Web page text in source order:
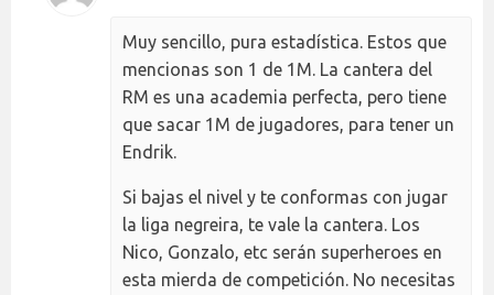
Muy sencillo, pura estadística. Estos que
mencionas son 1 de 1M. La cantera del
RM es una academia perfecta, pero tiene
que sacar 1M de jugadores, para tener un
Endrik.
Si bajas el nivel y te conformas con jugar
la liga negreira, te vale la cantera. Los
Nico, Gonzalo, etc serán superheroes en
esta mierda de competición. No necesitas